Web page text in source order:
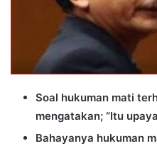
Soal hukuman mati
mengatakan; “Itu
Bahayanya hukuman